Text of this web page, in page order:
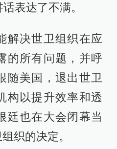
表达了不满。
解决世卫组织在应
的所有问题，并呼
随美国，退出世卫
构以提升效率和透
廷也在大会闭幕当
织的决定。